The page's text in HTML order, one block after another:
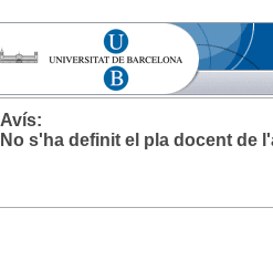
Avís:
No s'ha definit el pla docent de